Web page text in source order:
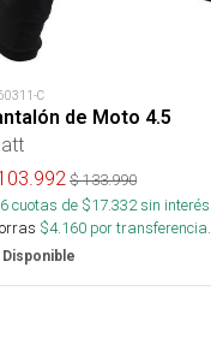
C
de Moto 4.5
$133.990
6cuotas de $17.332sin interés
$4.160 por transferencia.
Disponible